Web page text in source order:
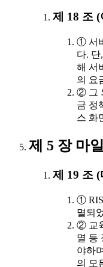
제 18 조
① 서
다.
해 서
의 요
② 그
금 정
스 화
제 5 장 마
제 19 조
①
멸되
② 교
멸 등
야하
의 모